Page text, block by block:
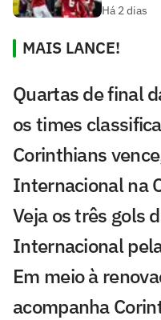
Há 2 dias
MAIS LANCE!
Quartas de final
os times
Corinthians
Internacional na
Veja os três gols
Internacional
Em meio à
acompanha